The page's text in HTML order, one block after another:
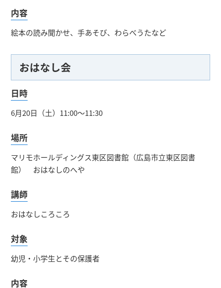
内容
絵本の読み聞かせ、手あそび、わらべうたなど
おはなし会
日時
6月20日（土）11:00～11:30
場所
マリモホールディングス東区図書館（広島市立東区図書
館） おはなしのへや
講師
おはなしころころ
対象
幼児・小学生とその保護者
内容